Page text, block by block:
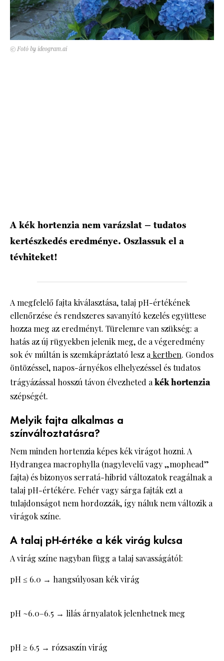
© Fotó by ideogram.ai
A kék hortenzia nem varázslat – tudatos
kertészkedés eredménye. Oszlassuk el a
tévhiteket!
A megfelelő fajta kiválasztása, talaj pH-értékének
ellenőrzése és rendszeres savanyító kezelés együttese
hozza meg az eredményt. Türelemre van szükség: a
hatás az új rügyekben jelenik meg, de a végeredmény
sok év múltán is szemkápráztató lesz akertben. Gondos
öntözéssel, napos-árnyékos elhelyezéssel és tudatos
trágyázással hosszú távon élvezheted akék hortenzia
szépségét.
Melyik fajta alkalmas a
színváltoztatásra?
Nem minden hortenzia képes kék virágot hozni. A
Hydrangea macrophylla (nagylevelű vagy „mophead”
fajta) és bizonyos serratá-hibrid változatok reagálnak a
talaj pH-értékére. Fehér vagy sárga fajták ezt a
tulajdonságot nem hordozzák, így náluk nem változik a
virágok színe.
A talaj pH-értéke a kék virág kulcsa
A virág színe nagyban függ a talaj savasságától:
pH ≤ 6.0 → hangsúlyosan kék virág
pH ~6.0–6.5 → lilás árnyalatok jelenhetnek meg
pH ≥ 6.5 → rózsaszín virág